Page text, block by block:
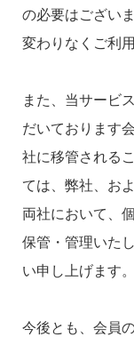
の必要はござい
変わりなくご利
また、当サービ
だいております
社に移管される
ては、弊社、お
両社において、
保管・管理いた
い申し上げます。
今後とも、会員